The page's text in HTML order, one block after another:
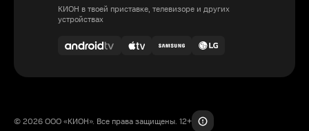
КИОН в твоей приставке, телевизоре и других
устройствах
© 2026 ООО «КИОН». Все права защищены. 12+